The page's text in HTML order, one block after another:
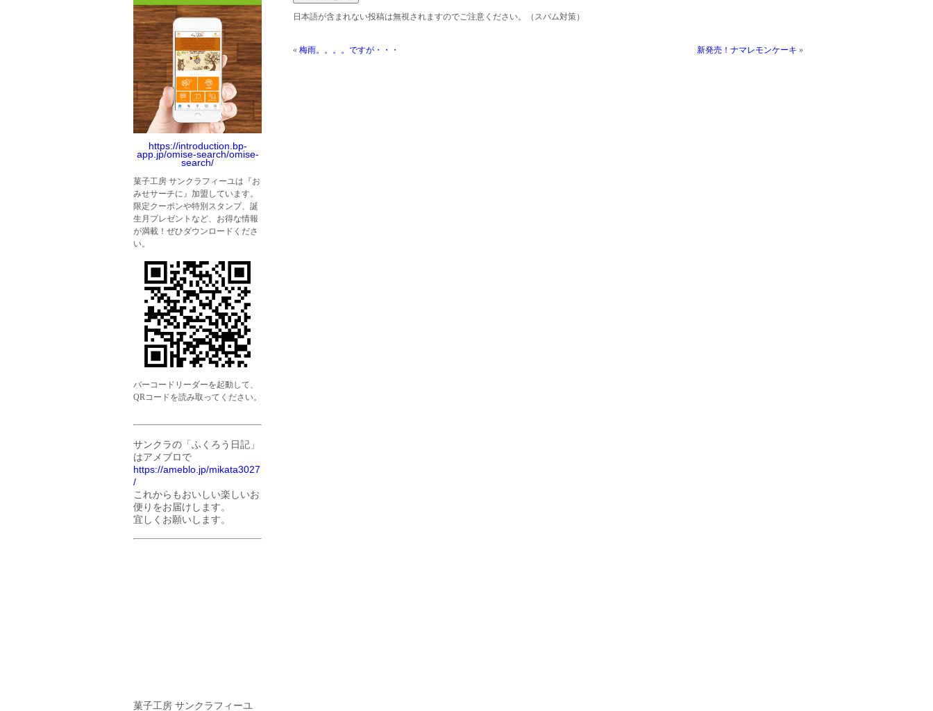
https://introduction.bp-
app.jp/omise-search/omise-
search/
菓子工房 サンクラフィーユは『お
みせサーチに』加盟しています。
限定クーポンや特別スタンプ、誕
生月プレゼントなど、お得な情報
が満載！ぜひダウンロードくださ
い。
バーコードリーダーを起動して、
QRコードを読み取ってください。
サンクラの「ふくろう日記」
はアメブロで
https://ameblo.jp/mikata3027
/
これからもおいしい楽しいお
便りをお届けします。
宜しくお願いします。
菓子工房 サンクラフィーユ
日本語が含まれない投稿は無視されますのでご注意ください。（スパム対策）
« 梅雨。。。。ですが・・・ 新発売！ナマレモンケーキ »